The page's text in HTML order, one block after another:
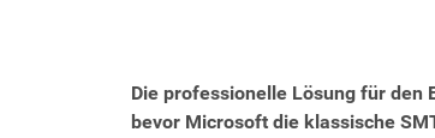
Die professionelle Lösung für den
bevor Microsoft die klassische